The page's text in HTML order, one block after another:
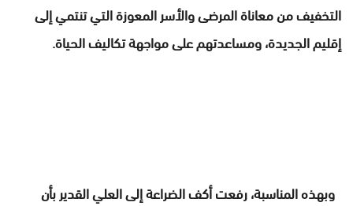
التخفيف من معاناة المرضى والأسر المعوزة التي تنتمي إلى
إقليم الجديدة، ومساعدتهم على مواجهة تكاليف الحياة.
وبهذه المناسبة، رفعت أكف الضراعة إلى العلي القدير بأن